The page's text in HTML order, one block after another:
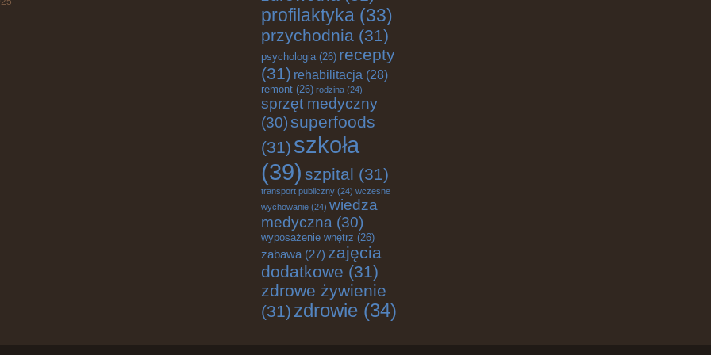
profilaktyka (33)
przychodnia (31)
psychologia(26) recepty
(31) rehabilitacja (28)
remont (26) rodzina (24)
sprzęt medyczny
(30)superfoods
(31) szkoła
(39) szpital (31)
transport publiczny (24) wczesne
wychowanie (24) wiedza
medyczna (30)
wyposażenie wnętrz (26)
zabawa (27) zajęcia
dodatkowe (31)
zdrowe żywienie
(31) zdrowie (34)